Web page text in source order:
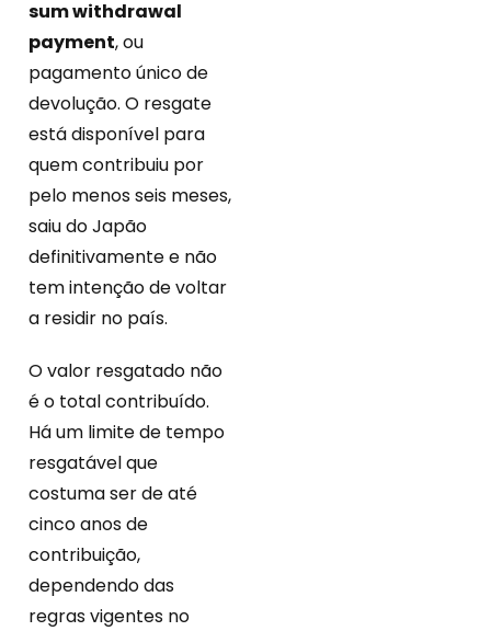
sum withdrawal
payment, ou
pagamento único de
devolução. O resgate
está disponível para
quem contribuiu por
pelo menos seis meses,
saiu do Japão
definitivamente e não
tem intenção de voltar
a residir no país.
O valor resgatado não
é o total contribuído.
Há um limite de tempo
resgatável que
costuma ser de até
cinco anos de
contribuição,
dependendo das
regras vigentes no